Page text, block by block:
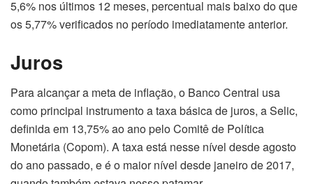
5,6% nos últimos 12 meses, percentual mais baixo do que
os 5,77% verificados no período imediatamente anterior.
Juros
Para alcançar a meta de inflação, o Banco Central usa
como principal instrumento a taxa básica de juros, a Selic,
definida em 13,75% ao ano pelo Comitê de Política
Monetária (Copom). A taxa está nesse nível desde agosto
do ano passado, e é o maior nível desde janeiro de 2017,